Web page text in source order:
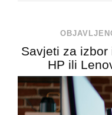
Savjeti za
HP ili